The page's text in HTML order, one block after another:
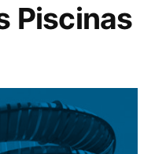
Piscinas